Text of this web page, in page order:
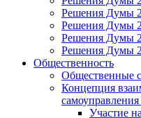
Решения Думы
Решения Думы
Решения Думы
Решения Думы
Общественность
Общественные
Концепция
Участие